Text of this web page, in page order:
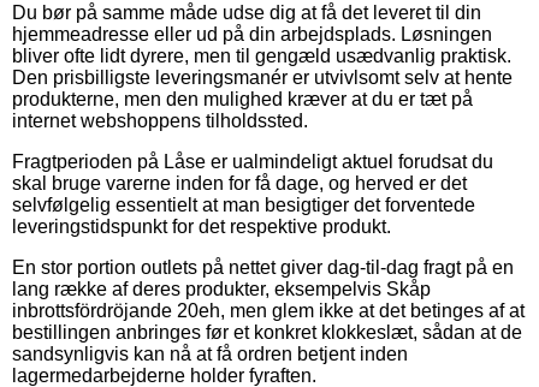
Du bør på samme måde udse dig at få det leveret til din
hjemmeadresse eller ud på din arbejdsplads. Løsningen
bliver ofte lidt dyrere, men til gengæld usædvanlig praktisk.
Den prisbilligste leveringsmanér er utvivlsomt selv at hente
produkterne, men den mulighed kræver at du er tæt på
internet webshoppens tilholdssted.
Fragtperioden på Låse er ualmindeligt aktuel forudsat du
skal bruge varerne inden for få dage, og herved er det
selvfølgelig essentielt at man besigtiger det forventede
leveringstidspunkt for det respektive produkt.
En stor portion outlets på nettet giver dag-til-dag fragt på en
lang række af deres produkter, eksempelvis Skåp
inbrottsfördröjande 20eh, men glem ikke at det betinges af at
bestillingen anbringes før et konkret klokkeslæt, sådan at de
sandsynligvis kan nå at få ordren betjent inden
lagermedarbejderne holder fyraften.